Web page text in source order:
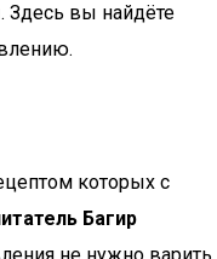
вы найдёте
которых с
Багир